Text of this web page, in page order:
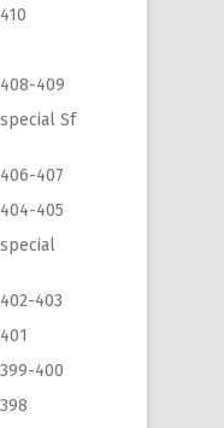
409
Sf
407
405
403
400